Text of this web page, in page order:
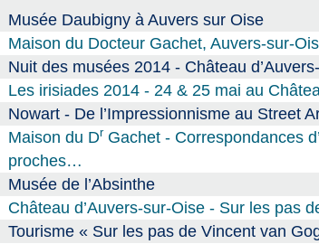
Musée Daubigny à Auvers sur Oise
Maison du Docteur Gachet, Auvers-sur-
Nuit des musées 2014 - Château
Les irisiades 2014 - 24 & 25 mai au
Nowart - De l’Impressionnisme au Street
Maison du DrGachet - Correspondances
proches…
Musée de l’Absinthe
Château d’Auvers-sur-Oise - Sur les pas
Tourisme « Sur les pas de Vincent van